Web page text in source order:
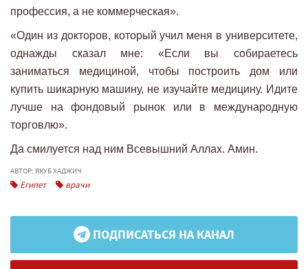
профессия, а не коммерческая».
«Один из докторов, который учил меня в университете,
однажды сказал мне: «Если вы собираетесь
заниматься медициной, чтобы построить дом или
купить шикарную машину, не изучайте медицину. Идите
лучше на фондовый рынок или в международную
торговлю».
Да смилуется над ним Всевышний Аллах. Амин.
АВТОР: ЯКУБ ХАДЖИЧ
Египет врачи
ПОДПИСАТЬСЯ НА КАНАЛ